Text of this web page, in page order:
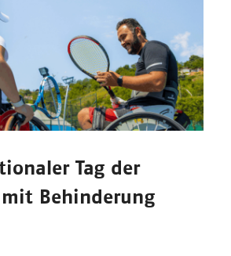
Tag der
mit Behinderung